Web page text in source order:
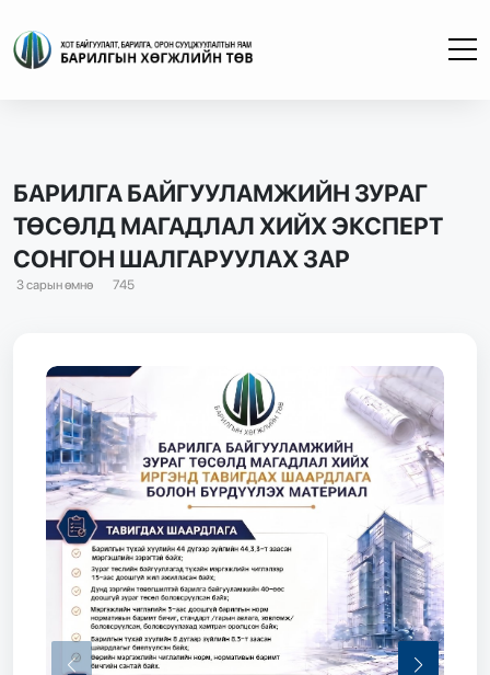
БАРИЛГА БАЙГУУЛАМЖИЙН ЗУРАГ
ТӨСӨЛД МАГАДЛАЛ ХИЙХ ЭКСПЕРТ
СОНГОН ШАЛГАРУУЛАХ ЗАР
3 сарын өмнө 745